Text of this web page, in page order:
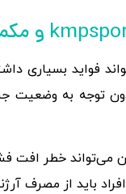
فواید بسیاری
توجه به وضعیت
می‌تواند خطر افت
باید از مصرف